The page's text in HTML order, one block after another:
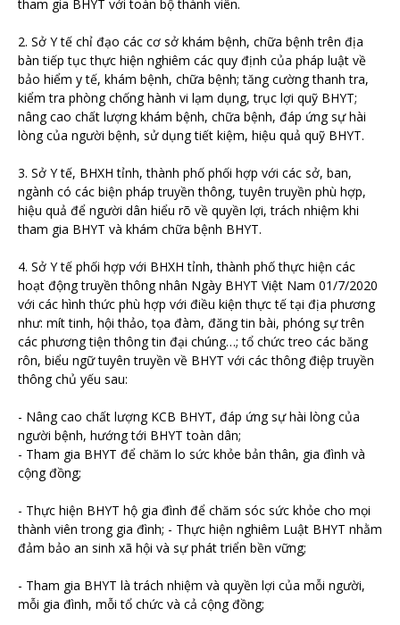
tham gia BHYT với toàn bộ thành viên.
2. Sở Y tế chỉ đạo các cơ sở khám bệnh, chữa bệnh trên địa
bàn tiếp tục thực hiện nghiêm các quy định của pháp luật về
bảo hiểm y tế, khám bệnh, chữa bệnh; tăng cường thanh tra,
kiểm tra phòng chống hành vi lạm dụng, trục lợi quỹ BHYT;
nâng cao chất lượng khám bệnh, chữa bệnh, đáp ứng sự hài
lòng của người bệnh, sử dụng tiết kiệm, hiệu quả quỹ BHYT.
3. Sở Y tế, BHXH tỉnh, thành phố phối hợp với các sở, ban,
ngành có các biện pháp truyền thông, tuyên truyền phù hợp,
hiệu quả để người dân hiểu rõ về quyền lợi, trách nhiệm khi
tham gia BHYT và khám chữa bệnh BHYT.
4. Sở Y tế phối hợp với BHXH tỉnh, thành phố thực hiện các
hoạt động truyền thông nhân Ngày BHYT Việt Nam 01/7/2020
với các hình thức phù hợp với điều kiện thực tế tại địa phương
như: mít tinh, hội thảo, tọa đàm, đăng tin bài, phóng sự trên
các phương tiện thông tin đại chúng…; tổ chức treo các băng
rôn, biểu ngữ tuyên truyền về BHYT với các thông điệp truyền
thông chủ yếu sau:
- Nâng cao chất lượng KCB BHYT, đáp ứng sự hài lòng của
người bệnh, hướng tới BHYT toàn dân;
- Tham gia BHYT để chăm lo sức khỏe bản thân, gia đình và
cộng đồng;
- Thực hiện BHYT hộ gia đình để chăm sóc sức khỏe cho mọi
thành viên trong gia đình; - Thực hiện nghiêm Luật BHYT nhằm
đảm bảo an sinh xã hội và sự phát triển bền vững;
- Tham gia BHYT là trách nhiệm và quyền lợi của mỗi người,
mỗi gia đình, mỗi tổ chức và cả cộng đồng;